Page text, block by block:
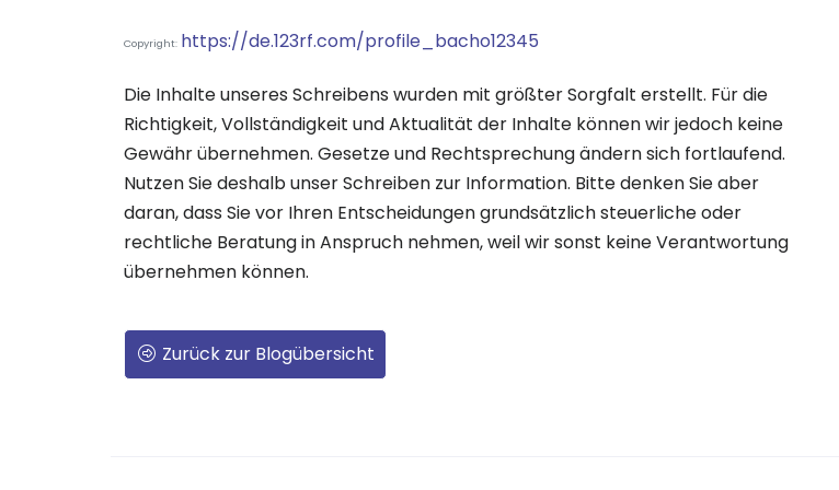
Copyright: https://de.123rf.com/profile_bacho12345
Die Inhalte unseres Schreibens wurden mit größter Sorgfalt erstellt. Für die
Richtigkeit, Vollständigkeit und Aktualität der Inhalte können wir jedoch keine
Gewähr übernehmen. Gesetze und Rechtsprechung ändern sich fortlaufend.
Nutzen Sie deshalb unser Schreiben zur Information. Bitte denken Sie aber
daran, dass Sie vor Ihren Entscheidungen grundsätzlich steuerliche oder
rechtliche Beratung in Anspruch nehmen, weil wir sonst keine Verantwortung
übernehmen können.
Zurück zur Blogübersicht